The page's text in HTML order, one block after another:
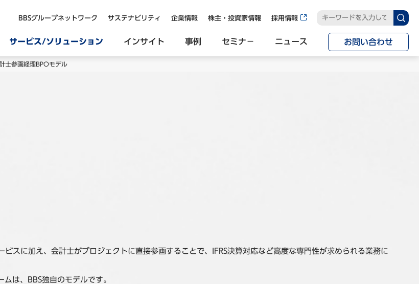
BBSグループネットワーク サステナビリティ 企業情報 株主・投資家情報 採用情報
サービス/ソリューション インサイト 事例 セミナ− ニュース お問い合わせ
士参画経理BPOモデル
スに加え、会計士がプロジェクトに直接参画することで、IFRS決算対応など高度な専門性が求められる業務に
は、BBS独自のモデルです。